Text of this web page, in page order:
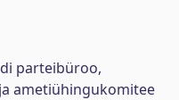
parteibüroo,
ametiühingukomitee